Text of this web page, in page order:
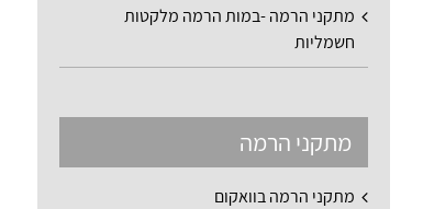
מתקני הרמה -במות הרמה מלקטות
חשמליות
מתקני הרמה
מתקני הרמה בוואקום